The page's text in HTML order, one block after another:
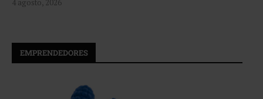
4 agosto, 2026
EMPRENDEDORES